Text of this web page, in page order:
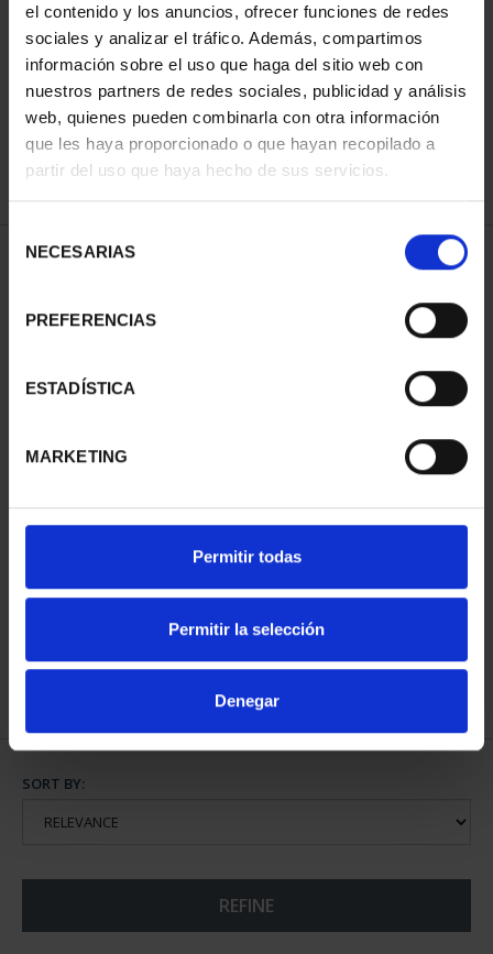
el contenido y los anuncios, ofrecer funciones de redes
sociales y analizar el tráfico. Además, compartimos
información sobre el uso que haga del sitio web con
nuestros partners de redes sociales, publicidad y análisis
web, quienes pueden combinarla con otra información
que les haya proporcionado o que hayan recopilado a
partir del uso que haya hecho de sus servicios.
NECESARIAS
PREFERENCIAS
ESTADÍSTICA
MARKETING
Permitir todas
Permitir la selección
Denegar
SORT BY:
REFINE
1 Products found
MINT MUSEUM'S JEWELS
€140.00
SORT BY:
REFINE